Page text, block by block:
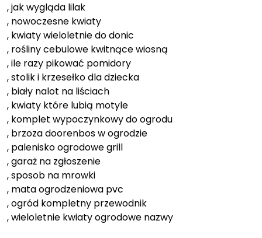
, jak wygląda lilak
, nowoczesne kwiaty
, kwiaty wieloletnie do donic
, rośliny cebulowe kwitnące wiosną
, ile razy pikować pomidory
, stolik i krzesełko dla dziecka
, biały nalot na liściach
, kwiaty które lubią motyle
, komplet wypoczynkowy do ogrodu
, brzoza doorenbos w ogrodzie
, palenisko ogrodowe grill
, garaż na zgłoszenie
, sposob na mrowki
, mata ogrodzeniowa pvc
, ogród kompletny przewodnik
, wieloletnie kwiaty ogrodowe nazwy